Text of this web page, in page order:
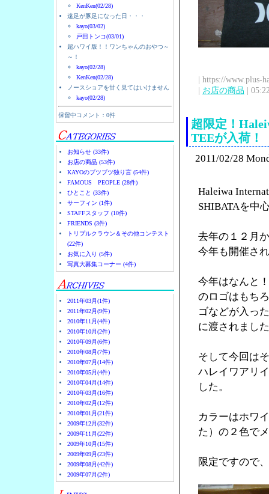
KenKen(02/28)
遠足が豚足になった日・・・
kayo(03/02)
戸田トンコ(03/01)
超ハワイ版！！ワンちゃんのおやつ～
～！
kayo(02/28)
KenKen(02/28)
ノースショアを甘く見てはいけません
kayo(02/28)
保留中コメント：0件
お知らせ (33件)
お店の商品 (53件)
KAYOのブツブツ独り言 (54件)
FAMOUS PEOPLE (28件)
ひとこと (33件)
サーフィン (1件)
STAFFスタッフ (10件)
FRIENDS (3件)
トリプルクラウン＆その他コンテスト
(22件)
お気に入り (5件)
写真大募集コーナー (4件)
2011年03月(1件)
2011年02月(9件)
2010年11月(4件)
2010年10月(2件)
2010年09月(6件)
2010年08月(7件)
2010年07月(14件)
2010年05月(4件)
2010年04月(14件)
2010年03月(16件)
2010年02月(12件)
2010年01月(21件)
2009年12月(32件)
2009年11月(22件)
2009年10月(15件)
2009年09月(23件)
2009年08月(42件)
2009年07月(2件)
| https://www.plus-
| お店の商品 |
超限定！
TEEが入荷！
2011/02/28
Haleiwa
SHIBATAを中
去年の１２月
今年も開催さ
今年はなんと
のロゴはもち
ゴなどが入っ
に渡されまし
そして今回は
ハレイワアリ
した。
カラーはホワ
た）の２色で
限定ですので